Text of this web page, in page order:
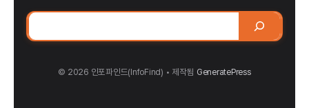
검
© 2026 인포파인드(InfoFind)​​​​ • 제작됨 GeneratePress